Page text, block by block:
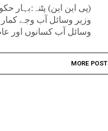
(پی این این) پٹنہ:بہار
وزیر وسائل آب وجے
وسائل آب کسانوں اور
MORE